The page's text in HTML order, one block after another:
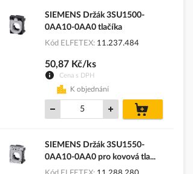
SIEMENS Držák 3SU1500-
0AA10-0AA0 tlačíka
Kód ELFETEX 11.237.484
Cena s DPH
50,87 Kč/ks
K objednání
košíku
SIEMENS Držák 3SU1550-
0AA10-0AA0 pro kovová tla...